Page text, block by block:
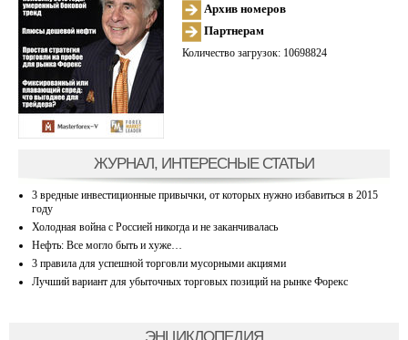
Архив номеров
Партнерам
Количество загрузок: 10698824
ЖУРНАЛ, ИНТЕРЕСНЫЕ СТАТЬИ
3 вредные инвестиционные привычки, от которых нужно избавиться в 2015
году
Холодная война с Россией никогда и не заканчивалась
Нефть: Все могло быть и хуже…
3 правила для успешной торговли мусорными акциями
Лучший вариант для убыточных торговых позиций на рынке Форекс
ЭНЦИКЛОПЕДИЯ